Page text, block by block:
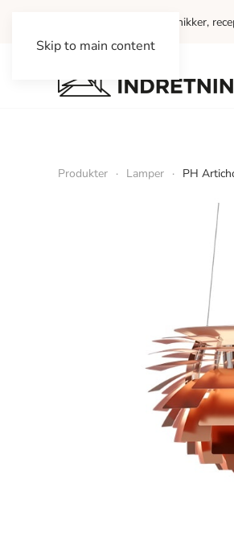
Skip to main content
Vi indretter kontorer, klinikker,
Produkter Lamper PH